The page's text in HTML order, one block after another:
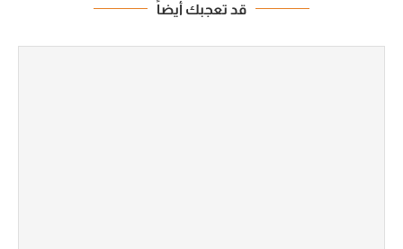
قد تعجبك أيضاً